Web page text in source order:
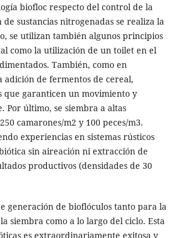
biofloc respecto del control de la
sustancias nitrogenadas se realiza la
se utilizan también algunos principios
como la utilización de un toilet en el
También, como en
adición de fermentos de cereal,
que garanticen un movimiento y
Por último, se siembra a altas
camarones/m2 y 100 peces/m3.
experiencias en sistemas rústicos
sin aireación ni extracción de
productivos (densidades de 30
generación de bioflóculos tanto para la
siembra como a lo largo del ciclo. Esta
es extraordinariamente exitosa y